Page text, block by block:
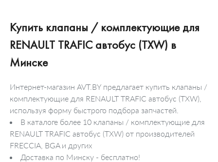
Купить клапаны / комплектующие для
RENAULT TRAFIC автобус (TXW) в
Минске
Интернет-магазин AVT.BY предлагает купить клапаны /
комплектующие для RENAULT TRAFIC автобус (TXW),
используя форму быстрого подбора запчастей.
В каталоге более 10 клапаны / комплектующие для
RENAULT TRAFIC автобус (TXW) от производителей
FRECCIA, BGA и других
Доставка по Минску - бесплатно!